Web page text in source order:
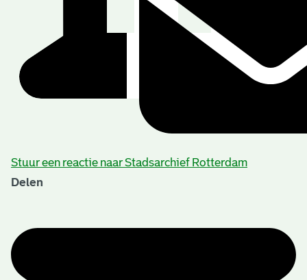
Stuur een reactie naar Stadsarchief Rotterdam
Delen